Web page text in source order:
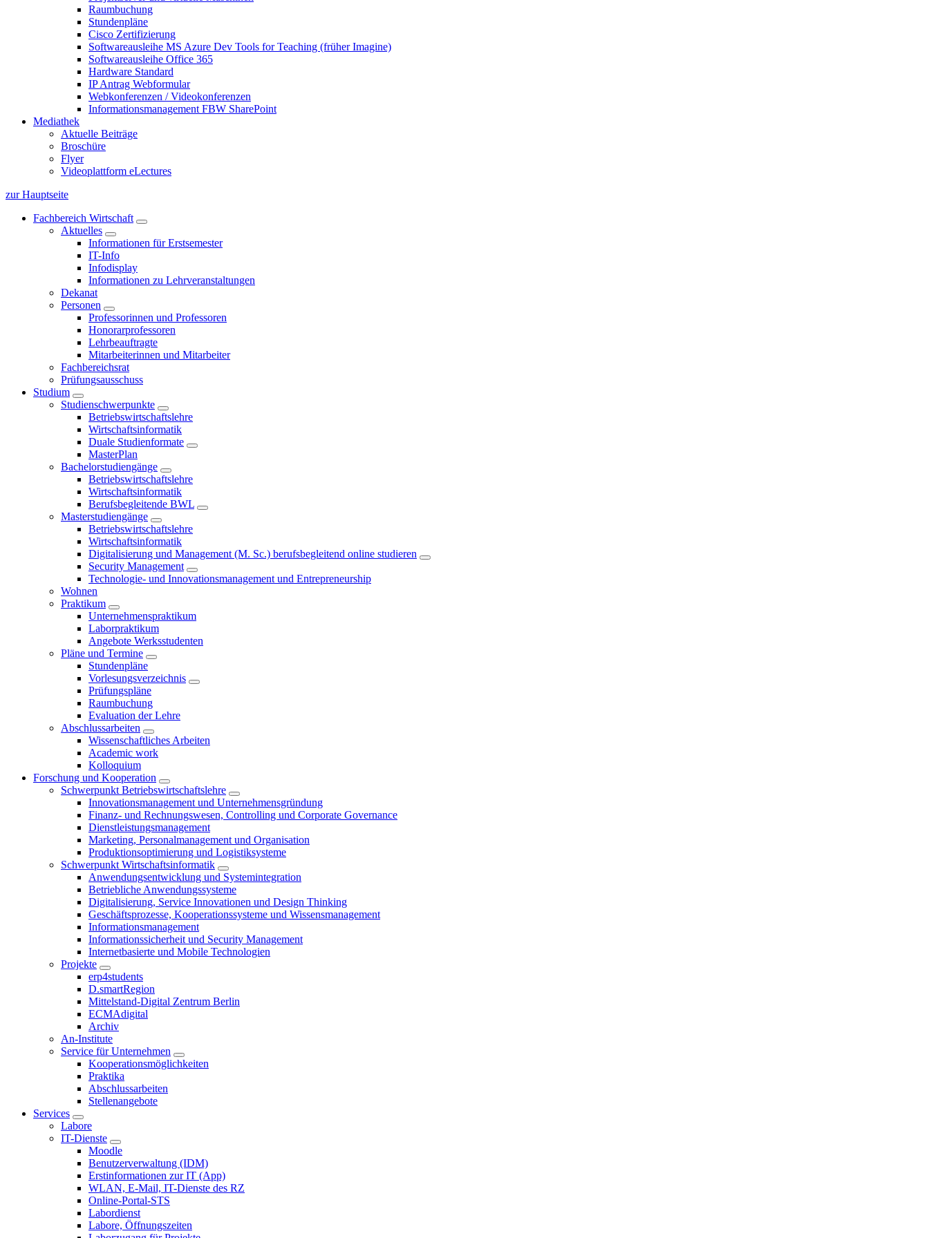
Raumbuchung
Stundenpläne
Cisco Zertifizierung
Softwareausleihe MS Azure Dev Tools for Teaching (früher Imagine)
Softwareausleihe Office 365
Hardware Standard
IP Antrag Webformular
Webkonferenzen / Videokonferenzen
Informationsmanagement FBW SharePoint
Mediathek
Aktuelle Beiträge
Broschüre
Flyer
Videoplattform eLectures
zur Hauptseite
Fachbereich Wirtschaft
Aktuelles
Informationen für Erstsemester
IT-Info
Infodisplay
Informationen zu Lehrveranstaltungen
Dekanat
Personen
Professorinnen und Professoren
Honorarprofessoren
Lehrbeauftragte
Mitarbeiterinnen und Mitarbeiter
Fachbereichsrat
Prüfungsausschuss
Studium
Studienschwerpunkte
Betriebswirtschaftslehre
Wirtschaftsinformatik
Duale Studienformate
MasterPlan
Bachelorstudiengänge
Betriebswirtschaftslehre
Wirtschaftsinformatik
Berufsbegleitende BWL
Masterstudiengänge
Betriebswirtschaftslehre
Wirtschaftsinformatik
Digitalisierung und Management (M. Sc.) berufsbegleitend online studieren
Security Management
Technologie- und Innovationsmanagement und Entrepreneurship
Wohnen
Praktikum
Unternehmenspraktikum
Laborpraktikum
Angebote Werksstudenten
Pläne und Termine
Stundenpläne
Vorlesungsverzeichnis
Prüfungspläne
Raumbuchung
Evaluation der Lehre
Abschlussarbeiten
Wissenschaftliches Arbeiten
Academic work
Kolloquium
Forschung und Kooperation
Schwerpunkt Betriebswirtschaftslehre
Innovationsmanagement und Unternehmensgründung
Finanz- und Rechnungswesen, Controlling und Corporate Governance
Dienstleistungsmanagement
Marketing, Personalmanagement und Organisation
Produktionsoptimierung und Logistiksysteme
Schwerpunkt Wirtschaftsinformatik
Anwendungsentwicklung und Systemintegration
Betriebliche Anwendungssysteme
Digitalisierung, Service Innovationen und Design Thinking
Geschäftsprozesse, Kooperationssysteme und Wissensmanagement
Informationsmanagement
Informationssicherheit und Security Management
Internetbasierte und Mobile Technologien
Projekte
erp4students
D.smartRegion
Mittelstand-Digital Zentrum Berlin
ECMAdigital
Archiv
An-Institute
Service für Unternehmen
Kooperationsmöglichkeiten
Praktika
Abschlussarbeiten
Stellenangebote
Services
Labore
IT-Dienste
Moodle
Benutzerverwaltung (IDM)
Erstinformationen zur IT (App)
WLAN, E-Mail, IT-Dienste des RZ
Online-Portal-STS
Labordienst
Labore, Öffnungszeiten